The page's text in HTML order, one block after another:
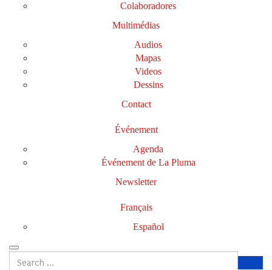
Colaboradores
Multimédias
Audios
Mapas
Videos
Dessins
Contact
Événement
Agenda
Événement de La Pluma
Newsletter
Français
Español